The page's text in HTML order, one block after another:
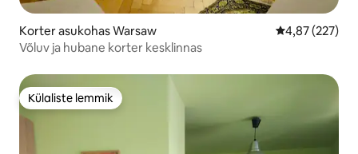
Korter asukohas Warsaw Keskmine
4,87 (227)
Võluv ja hubane korter kesklinnas
Külaliste lemmik
Külaliste lemmik